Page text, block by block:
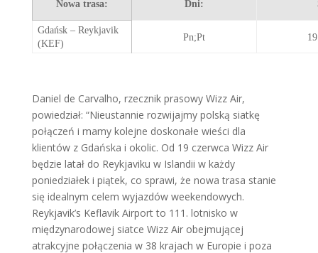
Nowa trasa: Dni:
Gdańsk – Reykjavik
(KEF)
Pn;Pt
Daniel de Carvalho, rzecznik prasowy Wizz Air,
powiedział: “Nieustannie rozwijajmy polską siatkę
połączeń i mamy kolejne doskonałe wieści dla
klientów z Gdańska i okolic. Od 19 czerwca Wizz Air
będzie latał do Reykjaviku w Islandii w każdy
poniedziałek i piątek, co sprawi, że nowa trasa stanie
się idealnym celem wyjazdów weekendowych.
Reykjavik’s Keflavik Airport to 111. lotnisko w
międzynarodowej siatce Wizz Air obejmującej
atrakcyjne połączenia w 38 krajach w Europie i poza